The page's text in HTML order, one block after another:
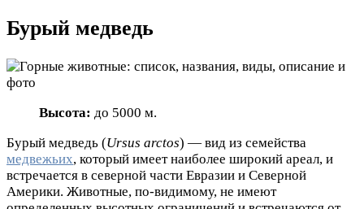
Бурый медведь
Высота: до 5000 м.
Бурый медведь (Ursus arctos) — вид из семейства
медвежьих, который имеет наиболее широкий ареал, и
встречается в северной части Евразии и Северной
Америки. Животные, по-видимому, не имеют